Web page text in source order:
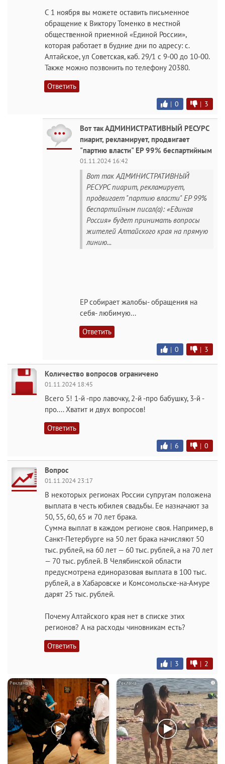
С 1 ноября вы можете оставить письменное
обращение к Виктору Томенко в местной
общественной приемной «Единой России»,
которая работает в будние дни по адресу: с.
Алтайское, ул Советская, каб. 29/1 с 9-00 до 10-00.
Также можно позвонить по телефону 20380.
Ответить
| 0 | 3
Вот так АДМИНИСТРАТИВНЫЙ РЕСУРС
пиарит, рекламирует, продвигает
"партию власти" ЕР 99% беспартийным
01.11.2024 16:42
Вот так АДМИНИСТРАТИВНЫЙ
РЕСУРС пиарит, рекламирует,
продвигает "партию власти" ЕР 99%
беспартийным писал(а): «Единая
Россия» будет принимать вопросы
жителей Алтайского края на прямую
линию...
ЕР собирает жалобы- обращения на
себя- любимую...
Ответить
| 0 | 3
Количество вопросов ограничено
01.11.2024 18:45
Всего 5! 1-й -про лавочку, 2-й -про бабушку, 3-й -
про.... Хватит и двух вопросов!
Ответить
| 6 | 0
Вопрос
01.11.2024 23:17
В некоторых регионах России супругам положена
выплата в честь юбилея свадьбы. Ее назначают за
50, 55, 60, 65 и 70 лет брака.
Сумма выплат в каждом регионе своя. Например, в
Санкт-Петербурге на 50 лет брака начисляют 50
тыс. рублей, на 60 лет — 60 тыс. рублей, а на 70 лет
— 70 тыс. рублей. В Челябинской области
предусмотрена единоразовая выплата в 100 тыс.
рублей, а в Хабаровске и Комсомольске-на-Амуре
дарят 25 тыс. рублей.
Почему Алтайского края нет в списке этих
регионов? А на расходы чиновникам есть?
Ответить
| 3 | 2
i i